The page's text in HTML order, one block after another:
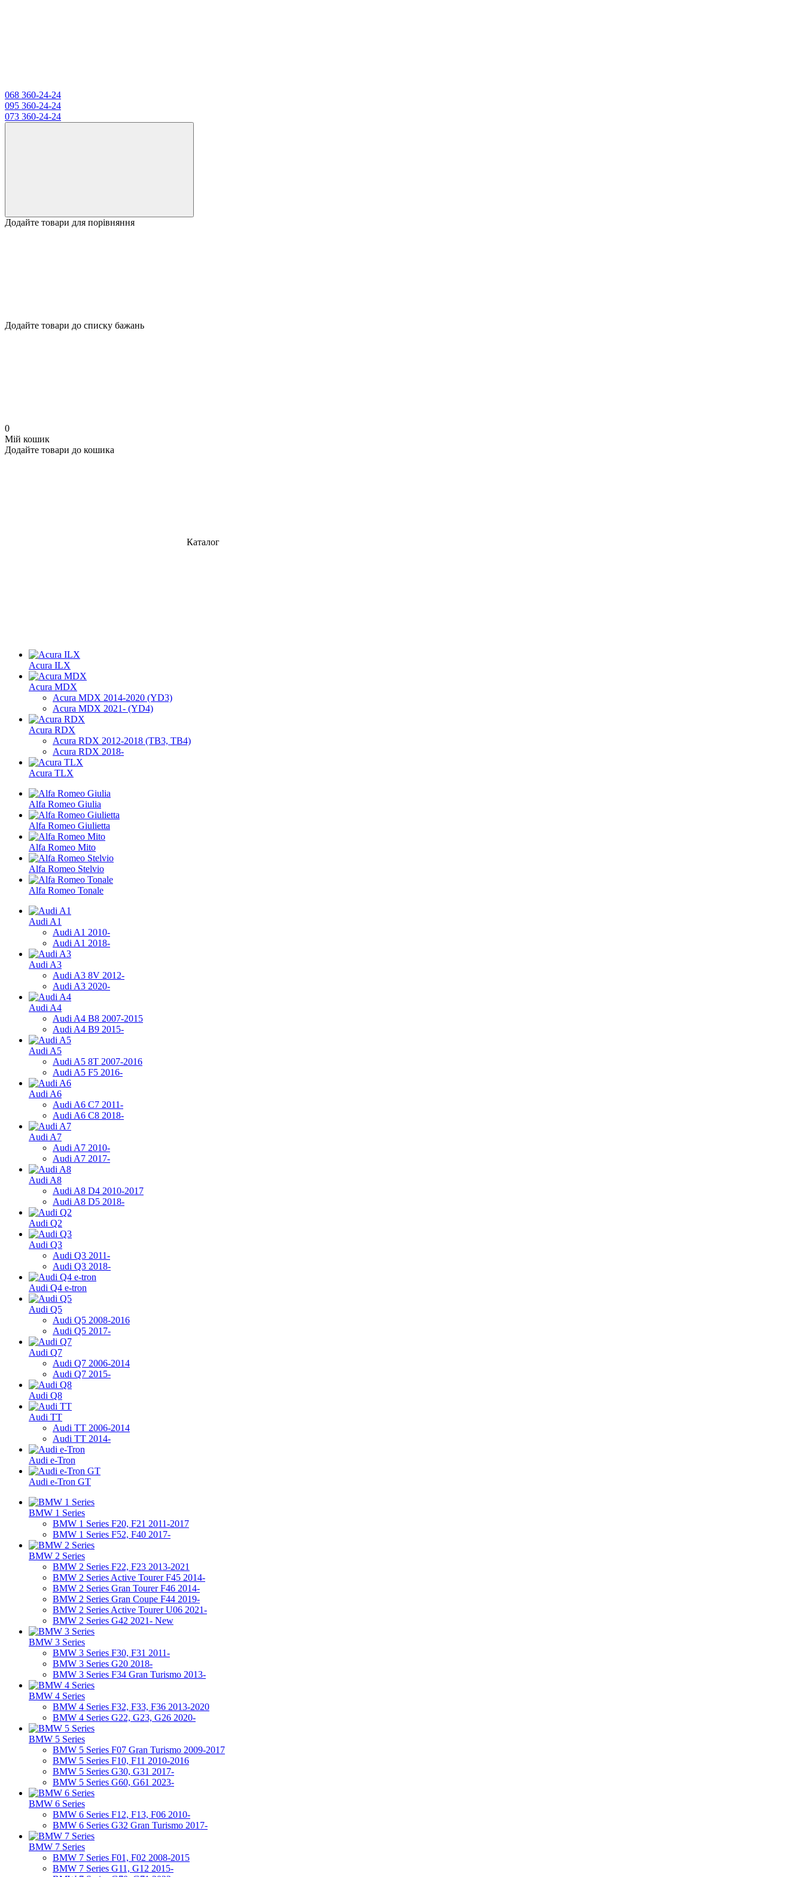
068 360-24-24
095 360-24-24
073 360-24-24
Додайте товари для порівняння
Додайте товари до списку бажань
0
Мій кошик
Додайте товари до кошика
Каталог
Acura ILX
Acura MDX
Acura MDX 2014-2020 (YD3)
Acura MDX 2021- (YD4)
Acura RDX
Acura RDX 2012-2018 (ТВ3, TB4)
Acura RDX 2018-
Acura TLX
Alfa Romeo Giulia
Alfa Romeo Giulietta
Alfa Romeo Mito
Alfa Romeo Stelvio
Alfa Romeo Tonale
Audi A1
Audi A1 2010-
Audi A1 2018-
Audi A3
Audi A3 8V 2012-
Audi A3 2020-
Audi A4
Audi A4 B8 2007-2015
Audi A4 B9 2015-
Audi A5
Audi A5 8Т 2007-2016
Audi A5 F5 2016-
Audi A6
Audi A6 C7 2011-
Audi A6 C8 2018-
Audi A7
Audi A7 2010-
Audi A7 2017-
Audi A8
Audi A8 D4 2010-2017
Audi A8 D5 2018-
Audi Q2
Audi Q3
Audi Q3 2011-
Audi Q3 2018-
Audi Q4 e-tron
Audi Q5
Audi Q5 2008-2016
Audi Q5 2017-
Audi Q7
Audi Q7 2006-2014
Audi Q7 2015-
Audi Q8
Audi TT
Audi TT 2006-2014
Audi TT 2014-
Audi e-Tron
Audi e-Tron GT
BMW 1 Series
BMW 1 Series F20, F21 2011-2017
BMW 1 Series F52, F40 2017-
BMW 2 Series
BMW 2 Series F22, F23 2013-2021
BMW 2 Series Active Tourer F45 2014-
BMW 2 Series Gran Tourer F46 2014-
BMW 2 Series Gran Coupe F44 2019-
BMW 2 Series Active Tourer U06 2021-
BMW 2 Series G42 2021- New
BMW 3 Series
BMW 3 Series F30, F31 2011-
BMW 3 Series G20 2018-
BMW 3 Series F34 Gran Turismo 2013-
BMW 4 Series
BMW 4 Series F32, F33, F36 2013-2020
BMW 4 Series G22, G23, G26 2020-
BMW 5 Series
BMW 5 Series F07 Gran Turismo 2009-2017
BMW 5 Series F10, F11 2010-2016
BMW 5 Series G30, G31 2017-
BMW 5 Series G60, G61 2023-
BMW 6 Series
BMW 6 Series F12, F13, F06 2010-
BMW 6 Series G32 Gran Turismo 2017-
BMW 7 Series
BMW 7 Series F01, F02 2008-2015
BMW 7 Series G11, G12 2015-